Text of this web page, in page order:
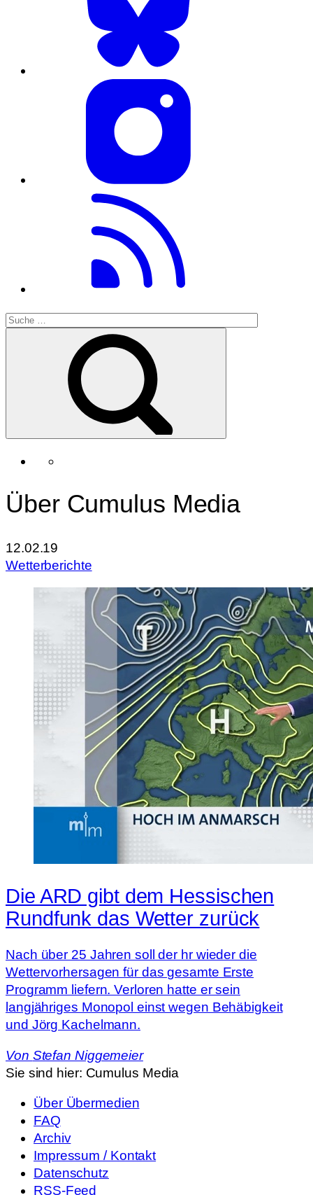
Über Cumulus Media
12.02.19
Wetterberichte
Die ARD gibt dem Hessischen
Rundfunk das Wetter zurück
Nach über 25 Jahren soll der hr wieder die
Wettervorhersagen für das gesamte Erste
Programm liefern. Verloren hatte er sein
langjähriges Monopol einst wegen Behäbigkeit
und Jörg Kachelmann.
Von Stefan Niggemeier
Sie sind hier: Cumulus Media
Über Übermedien
FAQ
Archiv
Impressum / Kontakt
Datenschutz
RSS-Feed